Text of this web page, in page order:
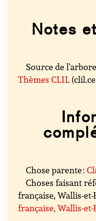
Notes
Source de
Thèmes CLIL
Chose parente :
Choses faisant
française, Wallis-et-
française, Wallis-